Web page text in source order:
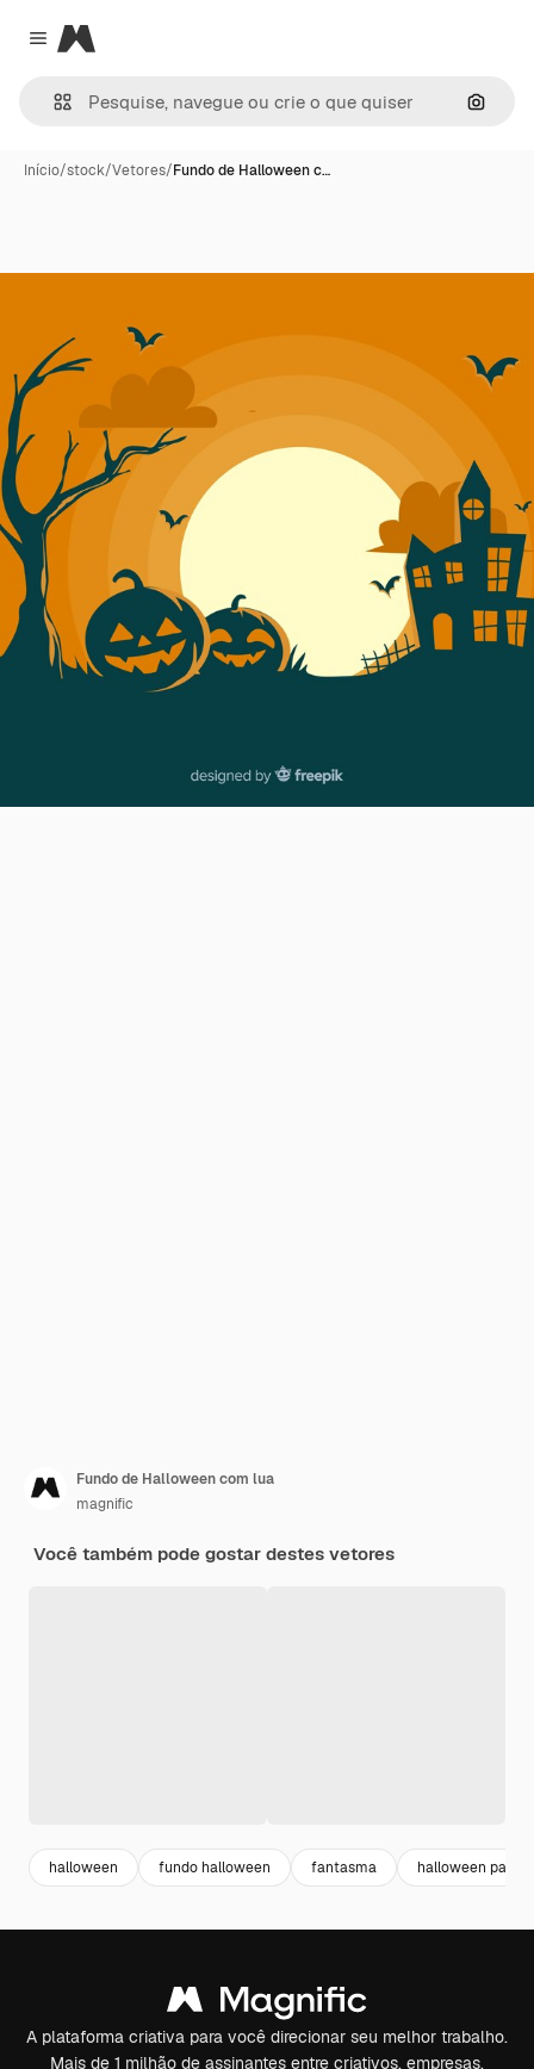
Close menu
Magnific
Início/stock/Vetores/Fundo de Halloween c…
Fundo de Halloween com lua
magnific
Você também pode gostar destes vetores
halloween fundo halloween fantasma halloween party
A plataforma criativa para você direcionar seu melhor trabalho.
Mais de 1 milhão de assinantes entre criativos, empresas,